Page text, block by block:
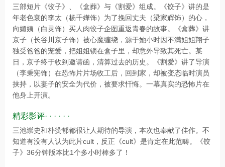
三部短片《饺子》、《盒葬》与《割爱》组成。《饺子》讲的是
年老色衰的李太（杨千嬅饰）为了挽回丈夫（梁家辉饰）的心，
向媚姨（白灵饰）买人肉饺子企图重返青春的故事。《盒葬》讲
京子（长谷川京子饰）被心魔缠绕，源于她小时因不满姐姐翔子
独受爸爸的宠爱，把姐姐锁在盒子里，却意外导致其死亡。某
日，京子终于收到邀请函，清算过去的历史。《割爱》讲了导演
（李秉宪饰）在恐怖片片场收工后，回到家，却被变态临时演员
挟持，以妻子的安全为代价，被要求忏悔。一幕真实的恐怖片在
他身上开演。
精彩影评· · · · · ·
三池崇史和朴赞郁都很让人期待的导演，本次也奉献了佳作。不
知道有没有人认为此片cult，反正《cult》是肯定在此范畴。《饺
子》36分钟版本比1个多小时棒多了！